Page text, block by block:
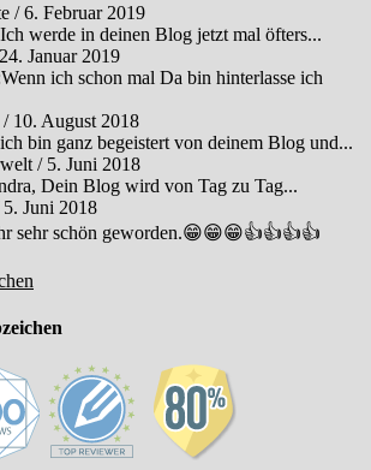
/6. Februar 2019
werde in deinen Blog jetzt mal öfters...
24. Januar 2019
ich schon mal Da bin hinterlasse ich
/ 10. August 2018
bin ganz begeistert von deinem Blog und...
/ 5. Juni 2018
Dein Blog wird von Tag zu Tag...
5. Juni 2018
sehr schön geworden.😁😁😁👍👍👍👍